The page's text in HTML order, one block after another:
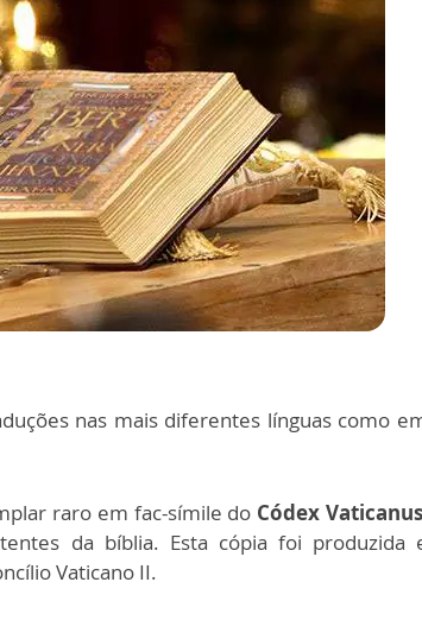
nas mais diferentes línguas como
raro em fac-símile do Códex Vaticanus
da bíblia. Esta cópia foi produzida
Vaticano II.